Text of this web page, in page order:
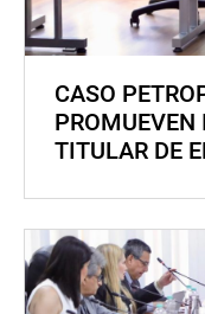
CASO
TITULAR DE